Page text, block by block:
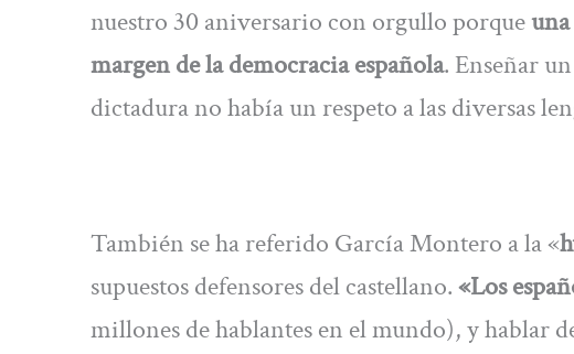
nuestro 30 aniversario con orgullo porque
margen de la democracia española. Enseñar
dictadura no había un respeto a las diversas
También se ha referido García Montero a la «
supuestos defensores del castellano.«Los
millones de hablantes en el mundo), y hablar